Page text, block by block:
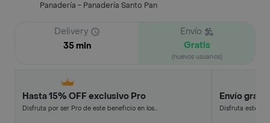
Panadería - Panadería Santo Pan
Delivery
35 min
Envío
Gratis
(nuevos usuarios)
Hasta 15% OFF exclusivo Pro
Disfruta por ser Pro de este beneficio en los
Envío
Disfruta este